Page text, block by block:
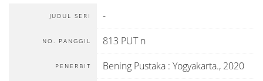
JUDUL SERI -
NO. PANGGIL 813 PUT n
PENERBIT Bening Pustaka : Yogyakarta., 2020